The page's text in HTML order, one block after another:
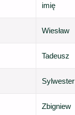
imię
Wiesław
Tadeusz
Sylwester
Zbigniew